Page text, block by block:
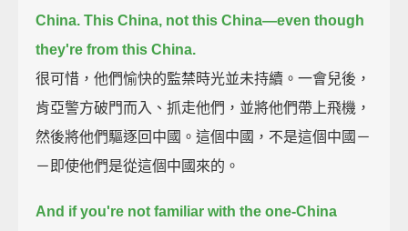
China. This China, not this China—even though
they're from this China.
很可惜，他們愉快的監禁時光並未持續。一會兒後，
肯亞警方破門而入、抓走他們，並將他們帶上飛機，
然後將他們驅逐回中國。這個中國，不是這個中國－
－即使他們是從這個中國來的。
And if you're not familiar with the one-China